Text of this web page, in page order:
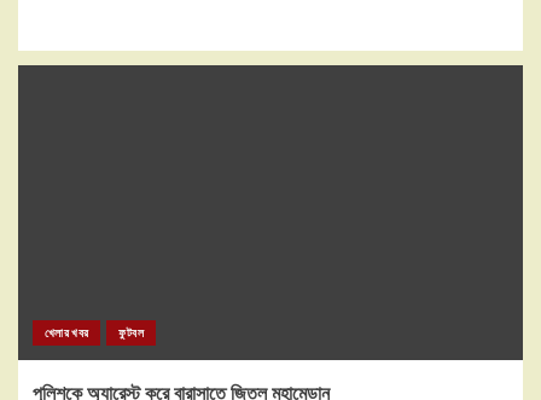
খেলার খবর ফুটবল
পুলিশকে অ্যারেস্ট করে বারাসাতে জিতল মহামেডান